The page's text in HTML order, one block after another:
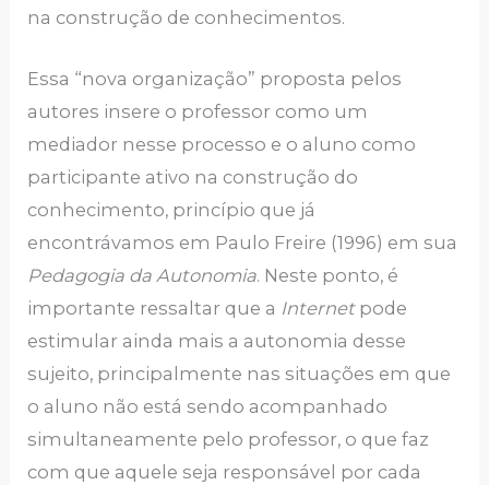
na construção de conhecimentos.
Essa “nova organização” proposta pelos
autores insere o professor como um
mediador nesse processo e o aluno como
participante ativo na construção do
conhecimento, princípio que já
encontrávamos em Paulo Freire (1996) em sua
Pedagogia da Autonomia. Neste ponto, é
importante ressaltar que a Internetpode
estimular ainda mais a autonomia desse
sujeito, principalmente nas situações em que
o aluno não está sendo acompanhado
simultaneamente pelo professor, o que faz
com que aquele seja responsável por cada